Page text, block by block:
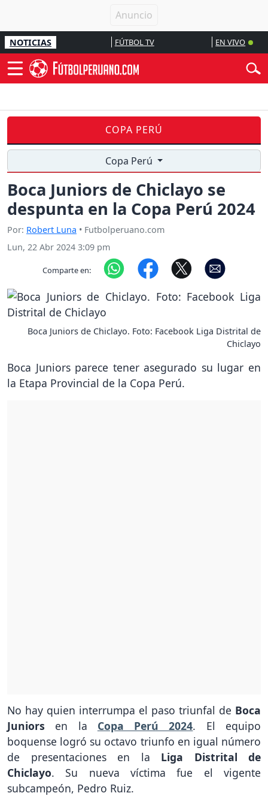
NOTICIAS FÚTBOL TV EN VIVO
COPA PERÚ
Copa Perú
Boca Juniors de Chiclayo se
despunta en la Copa Perú 2024
Por: Robert Luna • Futbolperuano.com
Lun, 22 Abr 2024 3:09 pm
Comparte en:
Boca Juniors de Chiclayo. Foto: Facebook Liga Distrital de
Chiclayo
Boca Juniors parece tener asegurado su lugar en
la Etapa Provincial de la Copa Perú.
No hay quien interrumpa el paso triunfal de Boca
Juniors en la Copa Perú 2024. El equipo
boquense logró su octavo triunfo en igual número
de presentaciones en la Liga Distrital de
Chiclayo. Su nueva víctima fue el vigente
subcampeón, Pedro Ruiz.